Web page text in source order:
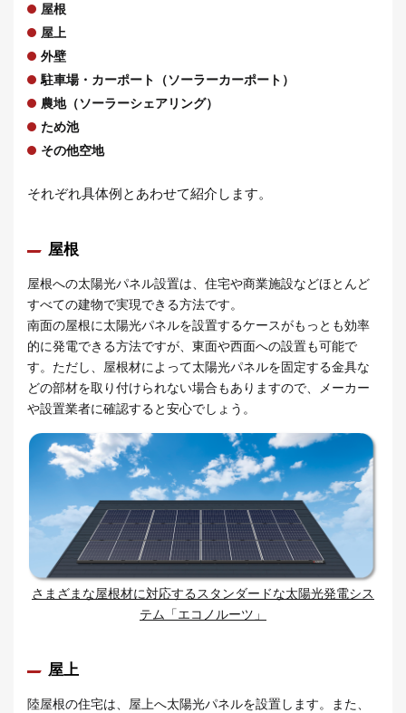
屋根
屋上
外壁
駐車場・カーポート（ソーラーカーポート）
農地（ソーラーシェアリング）
ため池
その他空地
それぞれ具体例とあわせて紹介します。
屋根
屋根への太陽光パネル設置は、住宅や商業施設などほとんど
すべての建物で実現できる方法です。
南面の屋根に太陽光パネルを設置するケースがもっとも効率
的に発電できる方法ですが、東面や西面への設置も可能で
す。ただし、屋根材によって太陽光パネルを固定する金具な
どの部材を取り付けられない場合もありますので、メーカー
や設置業者に確認すると安心でしょう。
さまざまな屋根材に対応するスタンダードな太陽光発電シス
テム「エコノルーツ」
屋上
陸屋根の住宅は、屋上へ太陽光パネルを設置します。また、